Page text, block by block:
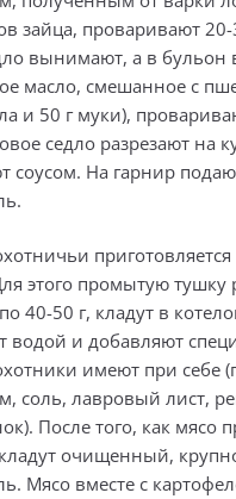
зайца, проваривают
вынимают, а в бульон
масло, смешанное с
и 50 г муки),
седло разрезают на
соусом. На гарнир
приготовляется
этого промытую тушку
40-50 г, кладут в
водой и добавляют
имеют при себе
соль, лавровый лист,
После того, как мясо
очищенный,
Мясо вместе с